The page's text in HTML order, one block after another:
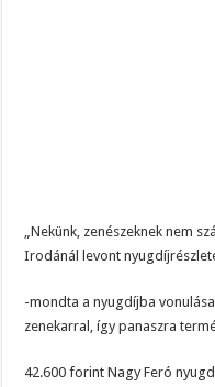
„Nekünk, zenészeknek nem
Irodánál levont
-mondta a nyugdíjba
zenekarral, így panaszra
42.600 forint Nagy Feró